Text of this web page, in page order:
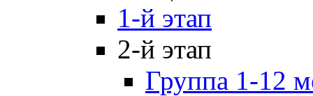
1-й этап
2-й этап
Группа 1-12